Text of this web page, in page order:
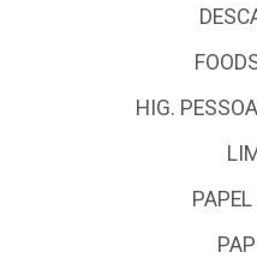
HIG.
PAPEL